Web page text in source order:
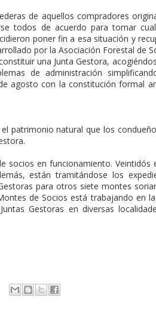
de aquellos compradores
todos de acuerdo para tomar
poner fin a esa situación y
por la Asociación Forestal de
una Junta Gestora,
de administración
agosto con la constitución formal
patrimonio natural que los
socios en funcionamiento. Veintidós
están tramitándose los
para otros siete montes
de Socios está trabajando en
Gestoras en diversas